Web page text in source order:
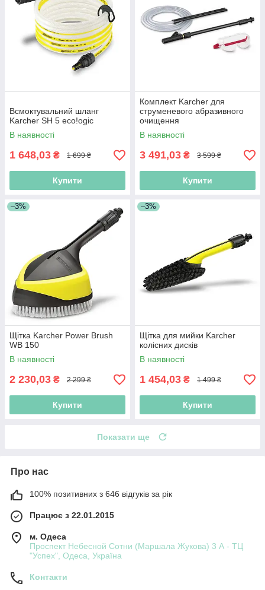
Всмоктувальний шланг
Karcher SH 5 eco!ogic
В наявності
1 648,03 ₴ 1 699 ₴
Купити
Комплект Karcher для
струменевого абразивного
очищення
В наявності
3 491,03 ₴ 3 599 ₴
Купити
–3%
Щітка Karcher Power Brush
WB 150
В наявності
2 230,03 ₴ 2 299 ₴
Купити
–3%
Щітка для мийки Karcher
колісних дисків
В наявності
1 454,03 ₴ 1 499 ₴
Купити
Показати ще
Про нас
100% позитивних з 646 відгуків за рік
Працює з 22.01.2015
м. Одеса
Проспект Небесной Сотни (Маршала Жукова) 3 А - ТЦ
"Успех", Одеса, Україна
Контакти